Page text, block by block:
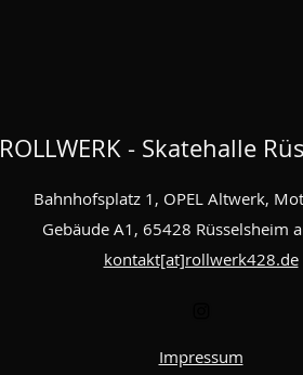
ROLLWERK - Skatehalle
Bahnhofsplatz 1, OPEL Altwerk,
Gebäude A1, 65428 Rüsselsheim
kontakt[at]rollwerk428.de
Impressum